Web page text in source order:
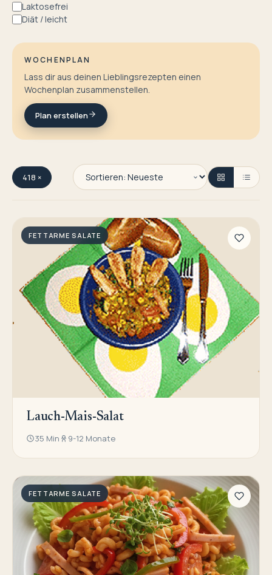
Laktosefrei
Diät / leicht
WOCHENPLAN
Lass dir aus deinen Lieblingsrezepten einen
Wochenplan zusammenstellen.
Plan erstellen
418 ×
FETTARME SALATE
Lauch-Mais-Salat
35 Min 9-12 Monate
FETTARME SALATE